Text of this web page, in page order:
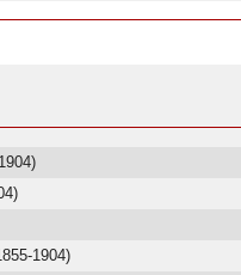
1904)